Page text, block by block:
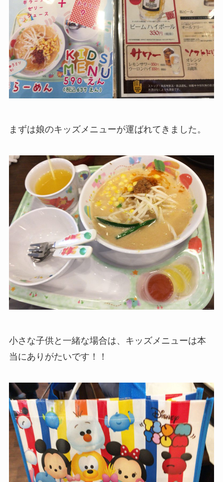
まずは娘のキッズメニューが運ばれてきました。
小さな子供と一緒な場合は、キッズメニューは本
当にありがたいです！！